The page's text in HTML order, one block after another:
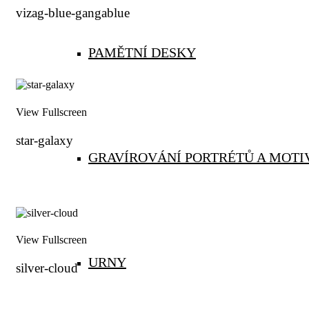
PAMĚTNÍ DESKY
GRAVÍROVÁNÍ PORTRÉTŮ A
URNY
vizag-blue-gangablue
View Fullscreen
star-galaxy
View Fullscreen
silver-cloud